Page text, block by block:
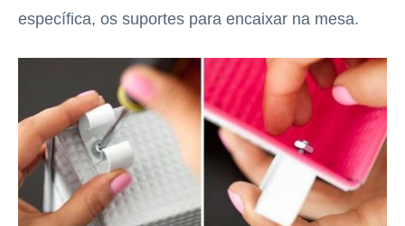
específica, os suportes para encaixar na mesa.